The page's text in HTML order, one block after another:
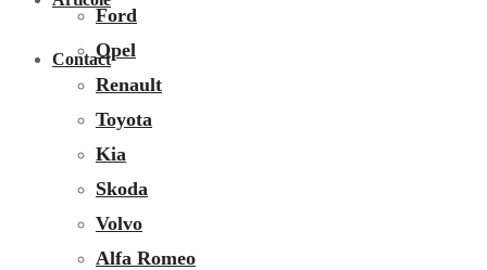
Contact
Ford
Opel
Renault
Toyota
Kia
Skoda
Volvo
Alfa Romeo